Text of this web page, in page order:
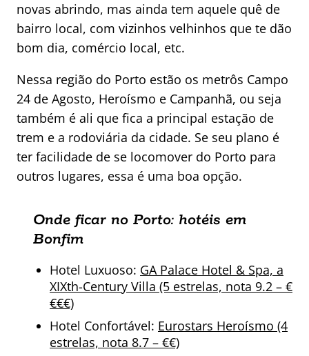
novas abrindo, mas ainda tem aquele quê de
bairro local, com vizinhos velhinhos que te dão
bom dia, comércio local, etc.
Nessa região do Porto estão os metrôs Campo
24 de Agosto, Heroísmo e Campanhã, ou seja
também é ali que fica a principal estação de
trem e a rodoviária da cidade. Se seu plano é
ter facilidade de se locomover do Porto para
outros lugares, essa é uma boa opção.
Onde ficar no Porto: hotéis em
Bonfim
Hotel Luxuoso: GA Palace Hotel & Spa, a
XIXth-Century Villa (5 estrelas, nota 9.2 – €
€€€)
Hotel Confortável: Eurostars Heroísmo (4
estrelas, nota 8.7 – €€)